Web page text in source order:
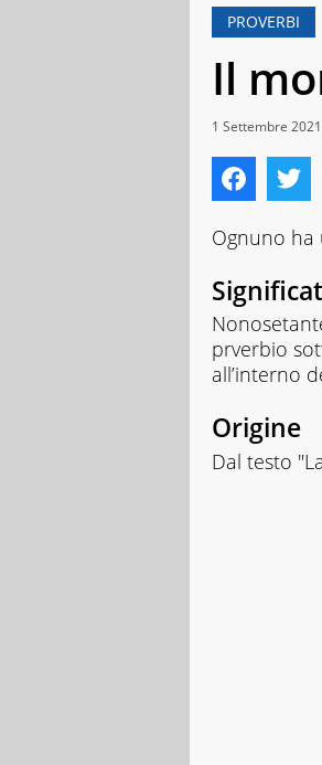
PROVERBI
Il
1 Settembre
Ognuno
prverbio
all’interno
Origine
Dal testo